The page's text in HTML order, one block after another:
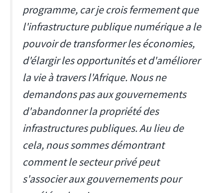
programme, car je crois fermement que
l'infrastructure publique numérique a le
pouvoir de transformer les économies,
d'élargir les opportunités et d'améliorer
la vie à travers l'Afrique. Nous ne
demandons pas aux gouvernements
d'abandonner la propriété des
infrastructures publiques. Au lieu de
cela, nous sommes démontrant
comment le secteur privé peut
s'associer aux gouvernements pour